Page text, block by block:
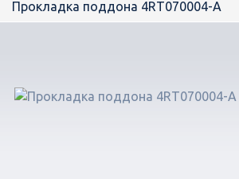
Прокладка поддона 4RT070004-A